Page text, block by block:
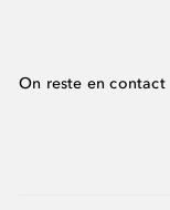
On reste en contact